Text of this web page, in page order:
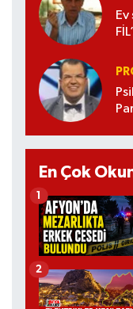
En Çok
1
2